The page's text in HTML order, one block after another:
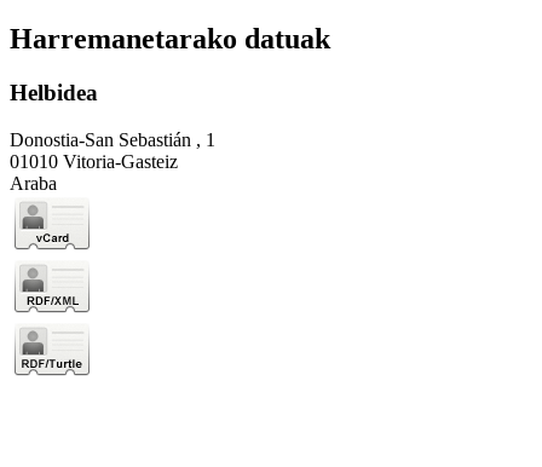
Harremanetarako datuak
Helbidea
Donostia-San Sebastián , 1
01010 Vitoria-Gasteiz
Araba